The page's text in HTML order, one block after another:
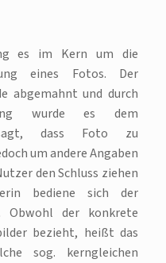
es im Kern um die
eines Fotos. Der
abgemahnt und durch
wurde es dem
dass Foto zu
um andere Angaben
den Schluss ziehen
bediene sich der
Obwohl der konkrete
bezieht, heißt das
sog. kerngleichen